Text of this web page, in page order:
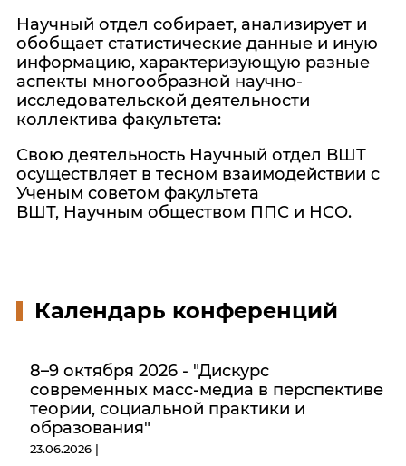
Научный отдел собирает, анализирует и
обобщает статистические данные и иную
информацию, характеризующую разные
аспекты многообразной научно-
исследовательской деятельности
коллектива факультета:
Свою деятельность Научный отдел ВШТ
осуществляет в тесном взаимодействии с
Ученым советом факультета
ВШТ, Научным обществом ППС и НСО.
Календарь конференций
8–9 октября 2026 - "Дискурс
современных масс-медиа в перспективе
теории, социальной практики и
образования"
23.06.2026 |